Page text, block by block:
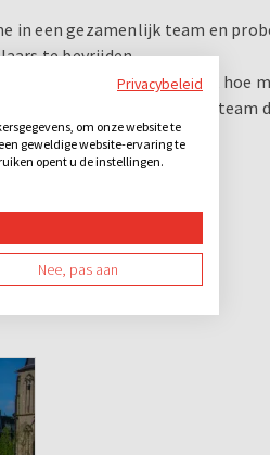
in een gezamenlijk team en
te bevrijden.
geldt: hoe meer teams,
bekend gemaakt welk team
Privacybeleid
om onze website te
geweldige website-ervaring te
opent u de instellingen.
Nee, pas aan